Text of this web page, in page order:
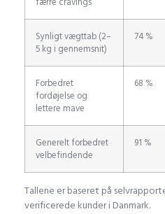
Synligt vægttab (2–
5 kg i gennemsnit)
74 %
Forbedret
fordøjelse og
lettere mave
68 %
Generelt forbedret
velbefindende
91 %
Tallene er baseret på
verificerede kunder i Danmark.